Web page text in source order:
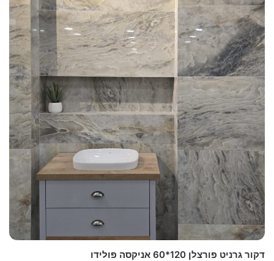
דקור גרניט פורצלן 120*60 אניקסה פולידו